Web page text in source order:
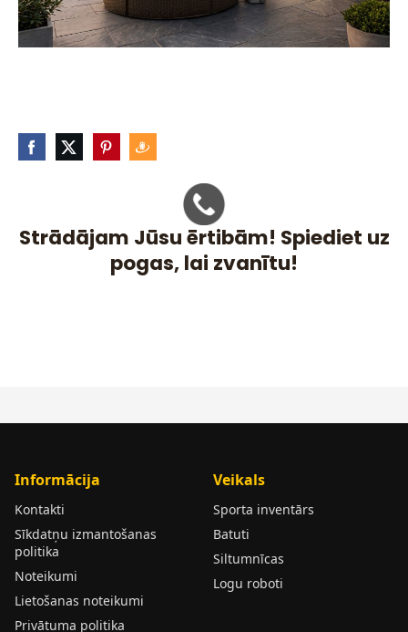
Strādājam Jūsu ērtibām! Spiediet uz
pogas, lai zvanītu!
Informācija
Kontakti
Sīkdatņu izmantošanas
politika
Noteikumi
Lietošanas noteikumi
Privātuma politika
Veikals
Sporta inventārs
Batuti
Siltumnīcas
Logu roboti